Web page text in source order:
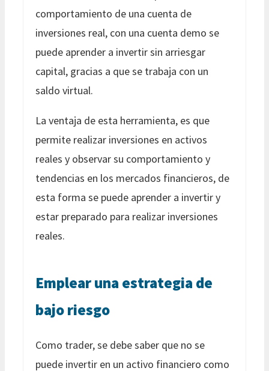
comportamiento de una cuenta de
inversiones real, con una cuenta demo se
puede aprender a invertir sin arriesgar
capital, gracias a que se trabaja con un
saldo virtual.
La ventaja de esta herramienta, es que
permite realizar inversiones en activos
reales y observar su comportamiento y
tendencias en los mercados financieros, de
esta forma se puede aprender a invertir y
estar preparado para realizar inversiones
reales.
Emplear una estrategia de
bajo riesgo
Como trader, se debe saber que no se
puede invertir en un activo financiero como